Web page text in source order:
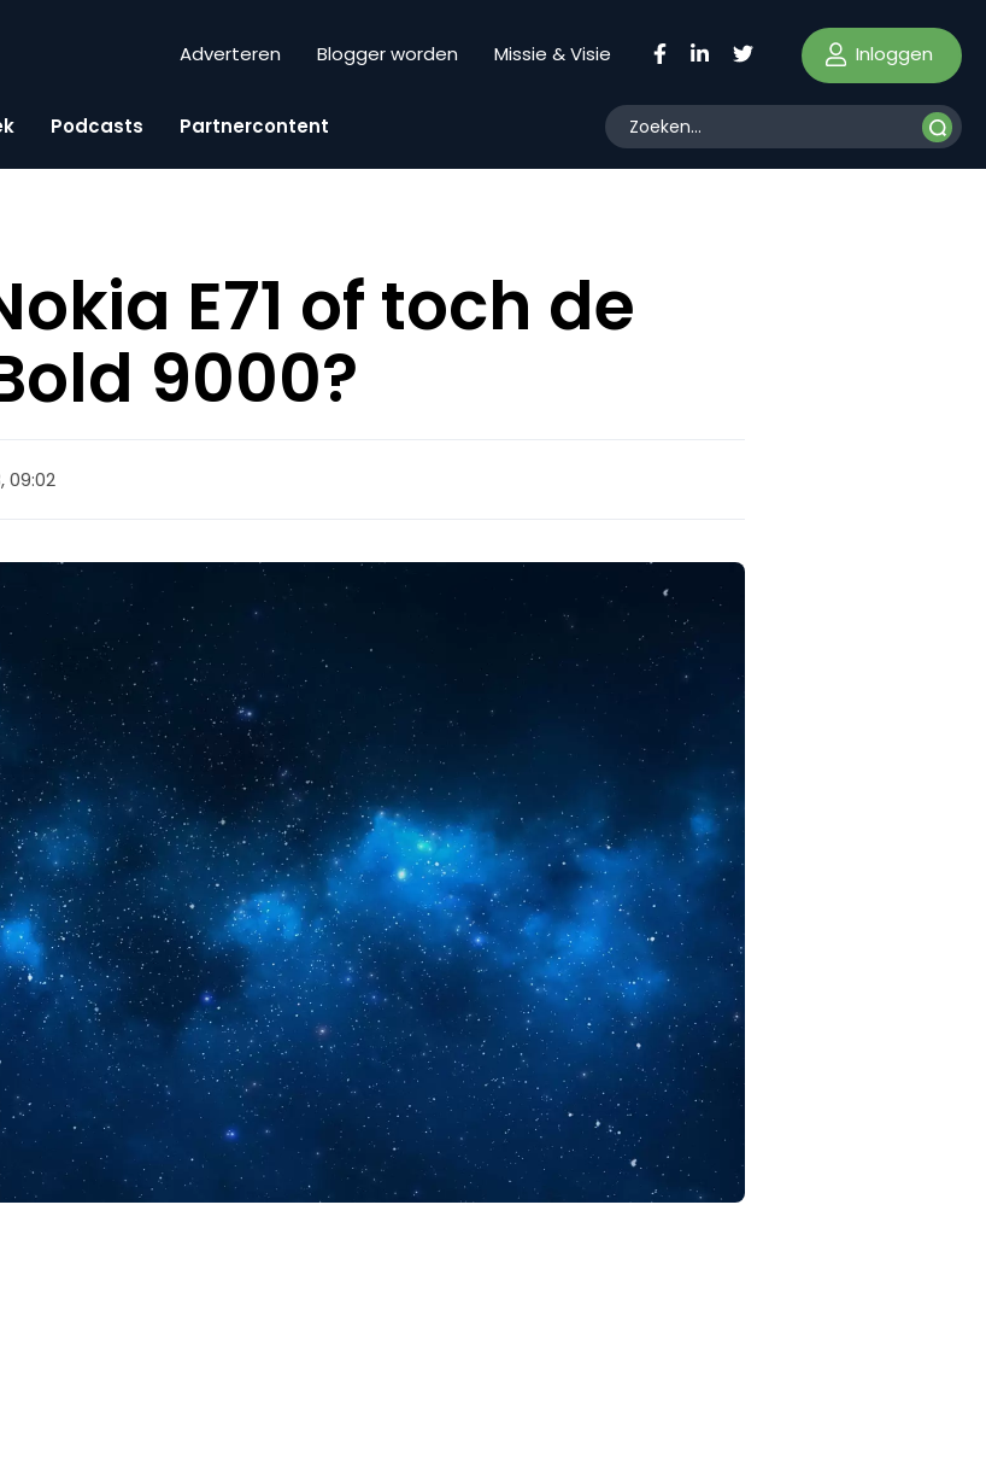
Adverteren Blogger worden Missie & Visie Inloggen
Podcasts Partnercontent
E71 of toch de
9000?
09:02